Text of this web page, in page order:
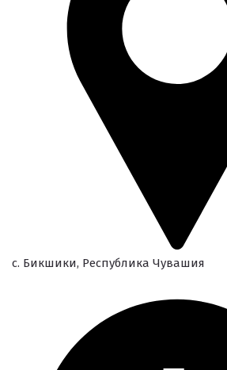
с. Бикшики, Республика Чувашия